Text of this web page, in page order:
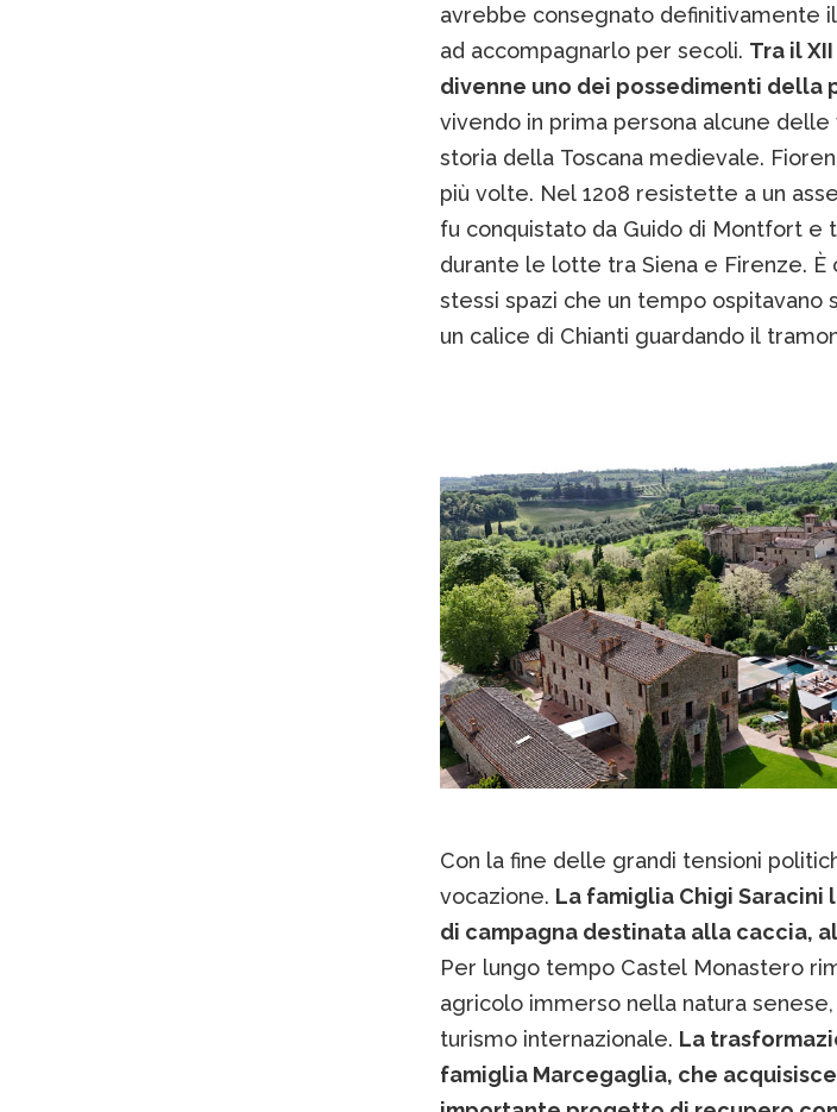
avrebbe consegnato definitivamente
ad accompagnarlo per secoli. Tra il
divenne uno dei possedimenti della
vivendo in prima persona alcune
storia della Toscana medievale.
più volte. Nel 1208 resistette a un
fu conquistato da Guido di Montfort e
durante le lotte tra Siena e Firenze.
stessi spazi che un tempo ospitavano
un calice di Chianti guardando il
Con la fine delle grandi tensioni
vocazione. La famiglia Chigi Saracini
di campagna destinata alla caccia,
Per lungo tempo Castel Monastero
agricolo immerso nella natura
turismo internazionale. La
famiglia Marcegaglia, che